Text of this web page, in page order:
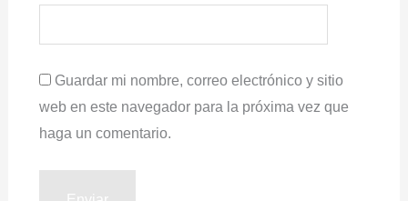
Guardar mi nombre, correo electrónico y sitio
web en este navegador para la próxima vez que
haga un comentario.